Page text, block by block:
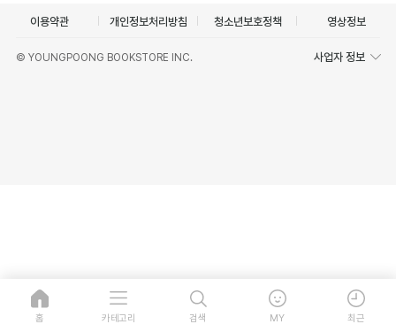
이용약관 개인정보처리방침 청소년보호정책 영상정보
© YOUNGPOONG BOOKSTORE INC. 사업자 정보
홈 카테고리 검색 MY 최근